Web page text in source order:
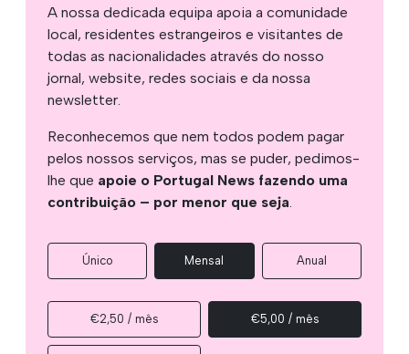
A nossa dedicada equipa apoia a comunidade
local, residentes estrangeiros e visitantes de
todas as nacionalidades através do nosso
jornal, website, redes sociais e da nossa
newsletter.
Reconhecemos que nem todos podem pagar
pelos nossos serviços, mas se puder, pedimos-
lhe que apoie o Portugal News fazendo uma
contribuição – por menor que seja.
Único Mensal Anual
€2,50 / mês €5,00 / mês